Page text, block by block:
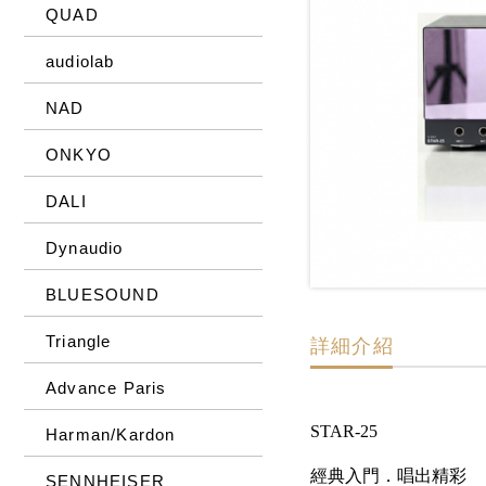
QUAD
audiolab
NAD
ONKYO
DALI
Dynaudio
BLUESOUND
Triangle
Advance Paris
Harman/Kardon
SENNHEISER
詳細介紹
STAR-25
經典入門．唱出精彩